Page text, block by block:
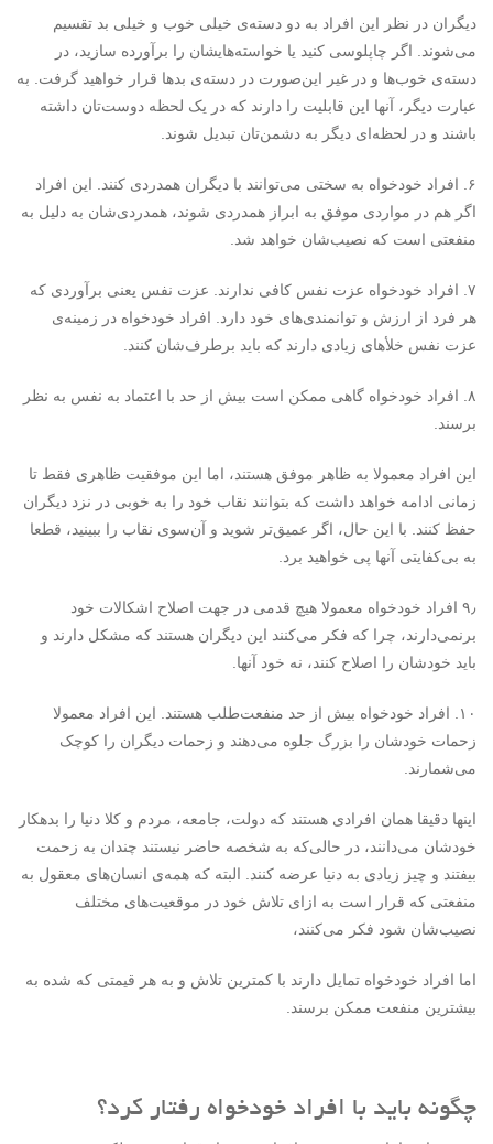
دیگران در نظر این افراد به دو دسته‌ی خیلی خوب و خیلی بد تقسیم
می‌شوند. اگر چاپلوسی‌ کنید یا خواسته‌هایشان را برآورده سازید، در
دسته‌ی خوب‌ها و در غیر این‌صورت در دسته‌ی بدها قرار خواهید گرفت. به
عبارت دیگر، آنها این قابلیت را دارند که در یک لحظه دوست‌تان داشته
باشند و در لحظه‌ای دیگر به دشمن‌تان تبدیل شوند.
۶. افراد خودخواه به سختی می‌توانند با دیگران همدردی کنند. این افراد
اگر هم در مواردی موفق به ابراز همدردی شوند، همدردی‌‌شان به دلیل به
منفعتی است که نصیب‌شان خواهد شد.
۷. افراد خودخواه عزت نفس کافی ندارند. عزت نفس یعنی برآوردی که
هر فرد از ارزش و توانمندی‌های خود دارد. افراد خودخواه در زمینه‌ی
عزت نفس خلأهای زیادی دارند که باید برطرف‌شان کنند.
۸. افراد خودخواه گاهی ممکن است بیش از حد با اعتماد به نفس به نظر
برسند.
این افراد معمولا به ظاهر موفق هستند، اما این موفقیت ظاهری فقط تا
زمانی ادامه خواهد داشت که بتوانند نقاب خود را به خوبی در نزد دیگران
حفظ کنند. با این حال، اگر عمیق‌تر شوید و آن‌سوی نقاب را ببینید، قطعا
به بی‌کفایتی آنها پی خواهید برد.
۹٫ افراد خودخواه معمولا هیچ قدمی در جهت اصلاح اشکالات خود
برنمی‌دارند، چرا که فکر می‌کنند این دیگران هستند که مشکل دارند و
باید خودشان را اصلاح کنند، نه خود آنها.
۱۰. افراد خودخواه بیش از حد منفعت‌طلب هستند. این افراد معمولا
زحمات خودشان را بزرگ جلوه می‌دهند و زحمات دیگران را کوچک
می‌شمارند.
اینها دقیقا همان افرادی هستند که دولت، جامعه، مردم و کلا دنیا را بدهکار
خودشان می‌دانند، در حالی‌که به شخصه حاضر نیستند چندان به زحمت
بیفتند و چیز زیادی به دنیا عرضه کنند. البته که همه‌ی انسان‌های معقول به
منفعتی که قرار است به ازای تلاش خود در موقعیت‌های مختلف
نصیب‌شان شود فکر می‌کنند،
اما افراد خودخواه تمایل دارند با کمترین تلاش و به هر قیمتی که شده به
بیشترین منفعت ممکن برسند.
چگونه باید با افراد خودخواه رفتار کرد؟